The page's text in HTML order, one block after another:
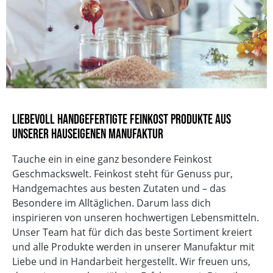
Verkehrsbezeichnung
Kräuterteemischung
Anzahl Teelöffel2
Ziehzeit in Minuten Dips9
Wassertemperatur100°C
Dosierung g / 1 Liter20-25 g/l
EAN4013149155186
Glutenfrei
Vegetarisch
Ohne Geschmacksverstärker
ohne zugesetzten Salz
Mit natürlicher Süße
Ohne Palmöl
Laktosefrei
Liebevoll handgefertigte Feinkost Produkte aus
unserer hauseigenen Manufaktur
Tauche ein in eine ganz besondere Feinkost
Geschmackswelt. Feinkost steht für Genuss pur,
Handgemachtes aus besten Zutaten und – das
Besondere im Alltäglichen. Darum lass dich
inspirieren von unseren hochwertigen Lebensmitteln.
Unser Team hat für dich das beste Sortiment kreiert
und alle Produkte werden in unserer Manufaktur mit
Liebe und in Handarbeit hergestellt. Wir freuen uns,